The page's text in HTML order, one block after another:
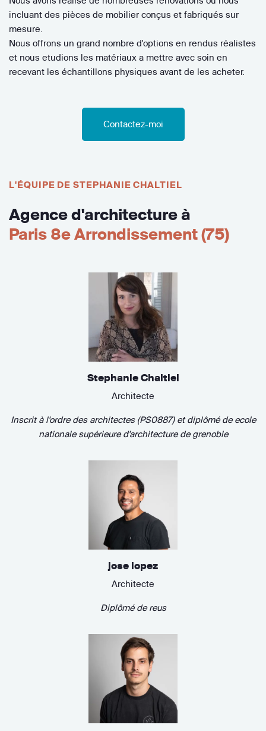
incluant des pièces de mobilier conçus et fabriqués sur
mesure.
Nous offrons un grand nombre d'options en rendus réalistes
et nous etudions les matériaux a mettre avec soin en
recevant les échantillons physiques avant de les acheter.
Contactez-moi
L'ÉQUIPE DE STEPHANIE CHALTIEL
Agence d'architecture à
Paris 8e Arrondissement (75)
Stephanie Chaltiel
Architecte
Inscrit à l'ordre des architectes (PS0887) et diplômé deecole
nationale supérieure d'architecture de grenoble
jose lopez
Architecte
Diplômé dereus